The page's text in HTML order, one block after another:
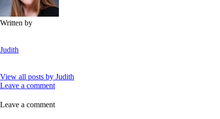
Written by
Judith
View all posts by Judith
Leave a comment
Leave a comment